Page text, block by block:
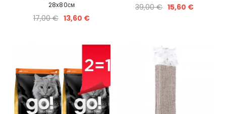
28x80см
17,00 € 13,60 €
39,00 € 15,60 €